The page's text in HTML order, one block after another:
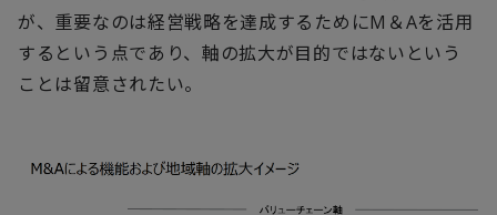
が、重要なのは経営戦略を達成するためにM＆Aを活用
するという点であり、軸の拡大が目的ではないという
ことは留意されたい。